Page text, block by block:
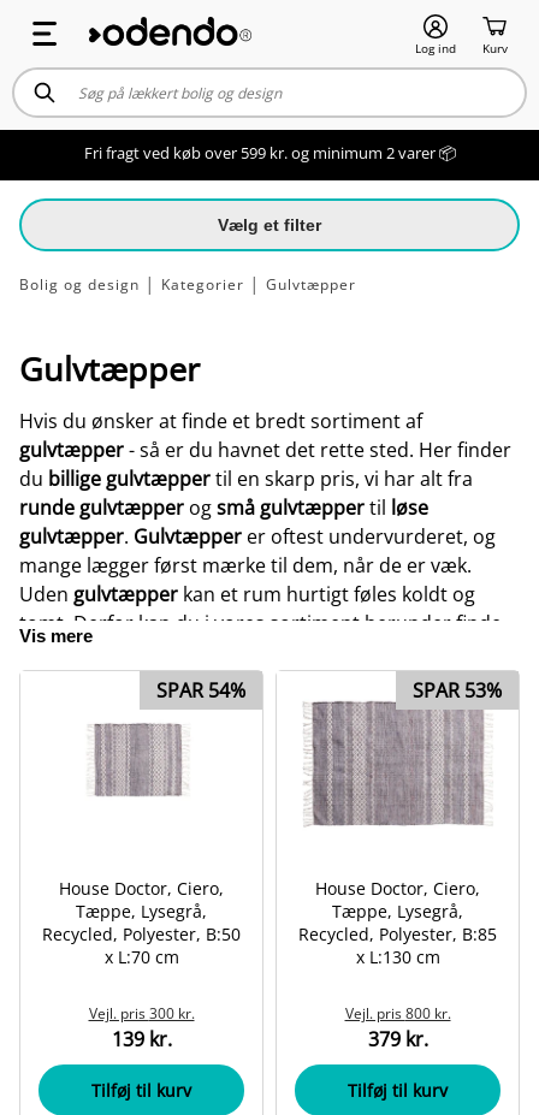
Log ind Kurv
Fri fragt ved køb over 599 kr. og minimum 2 varer 📦
Vælg et filter
Bolig og design Kategorier Gulvtæpper
Gulvtæpper
Hvis du ønsker at finde et bredt sortiment af
gulvtæpper- så er du havnet det rette sted. Her finder
du billige gulvtæppertil en skarp pris, vi har alt fra
runde gulvtæpper ogsmå gulvtæppertil løse
gulvtæpper. Gulvtæpper er oftest undervurderet, og
mange lægger først mærke til dem, når de er væk.
Uden gulvtæpper kan et rum hurtigt føles koldt og
tomt. Derfor kan du i vores sortiment herunder finde
færdiggøre din indretning.
Hvis du mangler mere information omgulvtæpper, kan
du længere nede på siden finde og få mere viden og
information om vores
gulvtæpperher hos Odendo.
Vis mere
SPAR 54%
House Doctor, Ciero,
Tæppe, Lysegrå,
Recycled, Polyester, B:50
x L:70 cm
Vejl. pris300 kr.
139 kr.
Tilføj til kurv
SPAR 53%
House Doctor, Ciero,
Tæppe, Lysegrå,
Recycled, Polyester, B:85
x L:130 cm
Vejl. pris800 kr.
379 kr.
Tilføj til kurv